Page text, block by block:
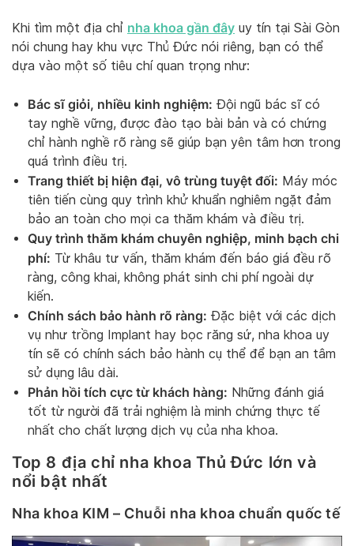
Khi tìm một địa chỉ nha khoa gần đây uy tín tại Sài Gòn
nói chung hay khu vực Thủ Đức nói riêng, bạn có thể
dựa vào một số tiêu chí quan trọng như:
Bác sĩ giỏi, nhiều kinh nghiệm: Đội ngũ bác sĩ có
tay nghề vững, được đào tạo bài bản và có chứng
chỉ hành nghề rõ ràng sẽ giúp bạn yên tâm hơn trong
quá trình điều trị.
Trang thiết bị hiện đại, vô trùng tuyệt đối: Máy móc
tiên tiến cùng quy trình khử khuẩn nghiêm ngặt đảm
bảo an toàn cho mọi ca thăm khám và điều trị.
Quy trình thăm khám chuyên nghiệp, minh bạch chi
phí: Từ khâu tư vấn, thăm khám đến báo giá đều rõ
ràng, công khai, không phát sinh chi phí ngoài dự
kiến.
Chính sách bảo hành rõ ràng: Đặc biệt với các dịch
vụ như trồng Implant hay bọc răng sứ, nha khoa uy
tín sẽ có chính sách bảo hành cụ thể để bạn an tâm
sử dụng lâu dài.
Phản hồi tích cực từ khách hàng: Những đánh giá
tốt từ người đã trải nghiệm là minh chứng thực tế
nhất cho chất lượng dịch vụ của nha khoa.
Top 8 địa chỉ nha khoa Thủ Đức lớn và
nổi bật nhất
Nha khoa KIM – Chuỗi nha khoa chuẩn quốc tế